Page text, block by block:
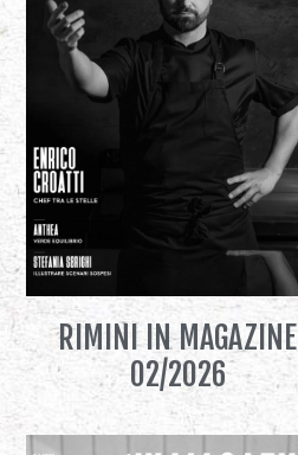
RIMINI IN MAGAZINE
02/2026